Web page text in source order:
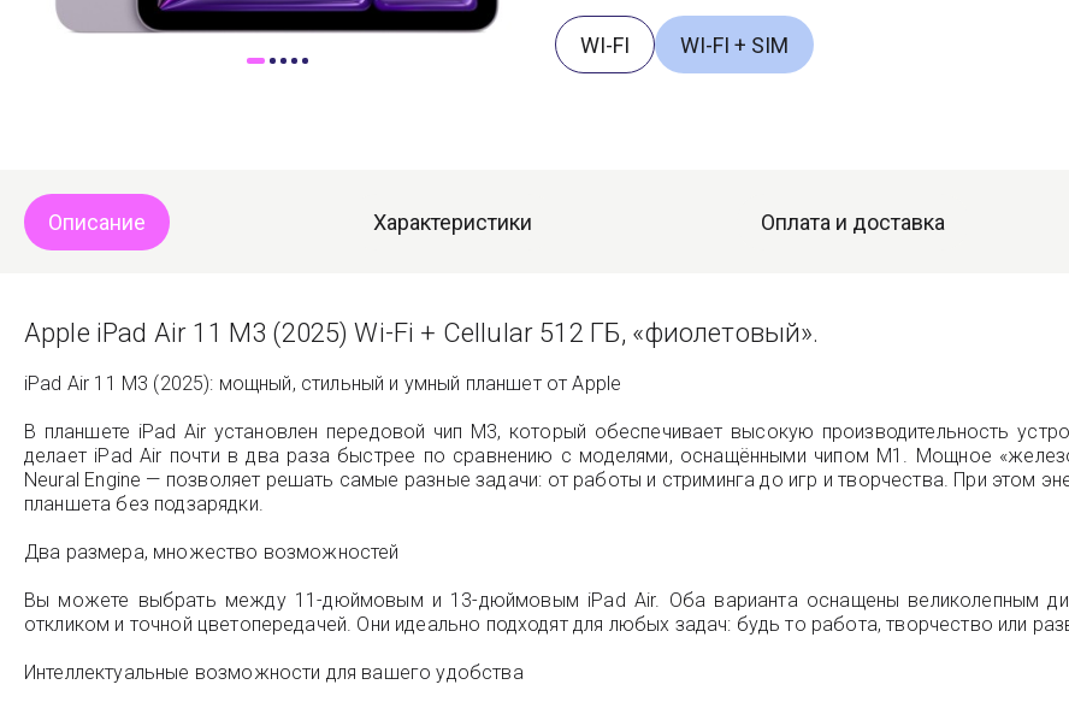
WI-FI WI-FI + SIM
Описание Характеристики Оплата и доставка
Apple iPad Air 11 M3 (2025) Wi-Fi + Cellular 512 ГБ, «фиолетовый».
iPad Air 11 M3 (2025): мощный, стильный и умный планшет от Apple
В планшете iPad Air установлен передовой чип M3, который обеспечивает высокую производительность
делает iPad Air почти в два раза быстрее по сравнению с моделями, оснащёнными чипом M1. Мощное
Neural Engine — позволяет решать самые разные задачи: от работы и стриминга до игр и творчества. При этом
планшета без подзарядки.
Два размера, множество возможностей
Вы можете выбрать между 11-дюймовым и 13-дюймовым iPad Air. Оба варианта оснащены великолепным
откликом и точной цветопередачей. Они идеально подходят для любых задач: будь то работа, творчество или
Интеллектуальные возможности для вашего удобства